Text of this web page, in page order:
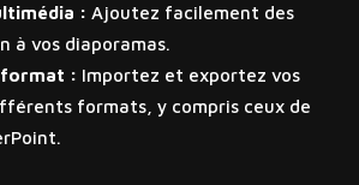
: Ajoutez facilement des
à vos diaporamas.
: Importez et exportez vos
formats, y compris ceux de